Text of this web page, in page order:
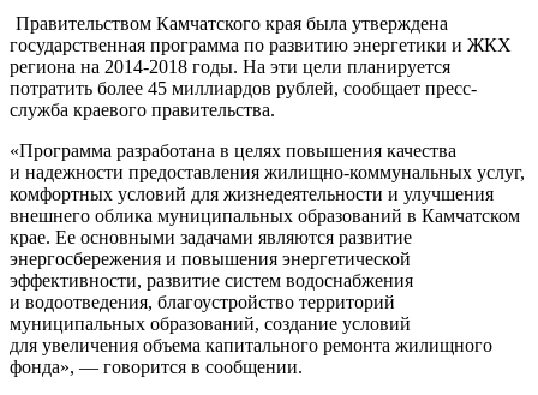
Правительством Камчатского края была утверждена
государственная программа по развитию энергетики и ЖКХ
региона на 2014-2018 годы. На эти цели планируется
потратить более 45 миллиардов рублей, сообщает пресс-
служба краевого правительства.
«Программа разработана в целях повышения качества
и надежности предоставления жилищно-коммунальных услуг,
комфортных условий для жизнедеятельности и улучшения
внешнего облика муниципальных образований в Камчатском
крае. Ее основными задачами являются развитие
энергосбережения и повышения энергетической
эффективности, развитие систем водоснабжения
и водоотведения, благоустройство территорий
муниципальных образований, создание условий
для увеличения объема капитального ремонта жилищного
фонда», — говорится в сообщении.